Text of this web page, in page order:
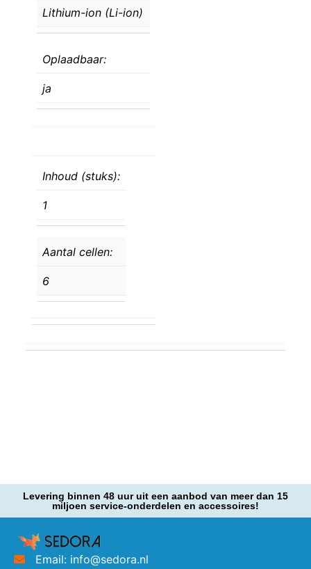
Lithium-ion (Li-ion)
Oplaadbaar:
ja
Inhoud (stuks):
1
Aantal cellen:
6
Levering binnen 48 uur uit een aanbod van meer dan 15
miljoen service-onderdelen en accessoires!
Email: info@sedora.nl